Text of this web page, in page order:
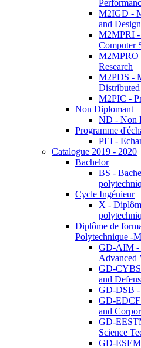
M2IGD -
and Design
M2MPRI -
Computer
M2MPRO
Research
M2PDS -
Distributed
M2PIC -
Non Diplomant
ND - Non
Programme
PEI -
Catalogue 2019 - 2020
Bachelor
BS -
Cycle Ingénieur
X -
Diplôme de
Polytechnique -
GD-AIM -
Advanced
GD-
and
GD-DSB -
GD-EDCF
and
GD-
Science
GD-